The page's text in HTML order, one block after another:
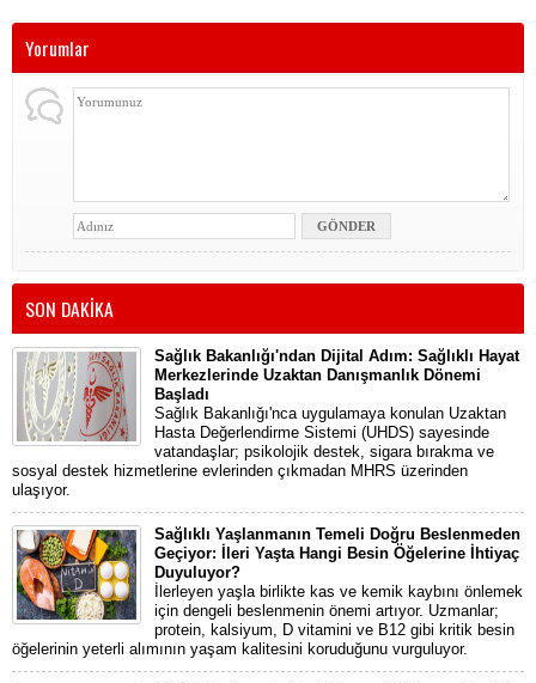
Yorumlar
SON DAKİKA
Sağlık Bakanlığı'ndan Dijital Adım: Sağlıklı Hayat
Merkezlerinde Uzaktan Danışmanlık Dönemi
Başladı
Sağlık Bakanlığı'nca uygulamaya konulan Uzaktan
Hasta Değerlendirme Sistemi (UHDS) sayesinde
vatandaşlar; psikolojik destek, sigara bırakma ve
sosyal destek hizmetlerine evlerinden çıkmadan MHRS üzerinden
ulaşıyor.
Sağlıklı Yaşlanmanın Temeli Doğru Beslenmeden
Geçiyor: İleri Yaşta Hangi Besin Öğelerine İhtiyaç
Duyuluyor?
İlerleyen yaşla birlikte kas ve kemik kaybını önlemek
için dengeli beslenmenin önemi artıyor. Uzmanlar;
protein, kalsiyum, D vitamini ve B12 gibi kritik besin
öğelerinin yeterli alımının yaşam kalitesini koruduğunu vurguluyor.